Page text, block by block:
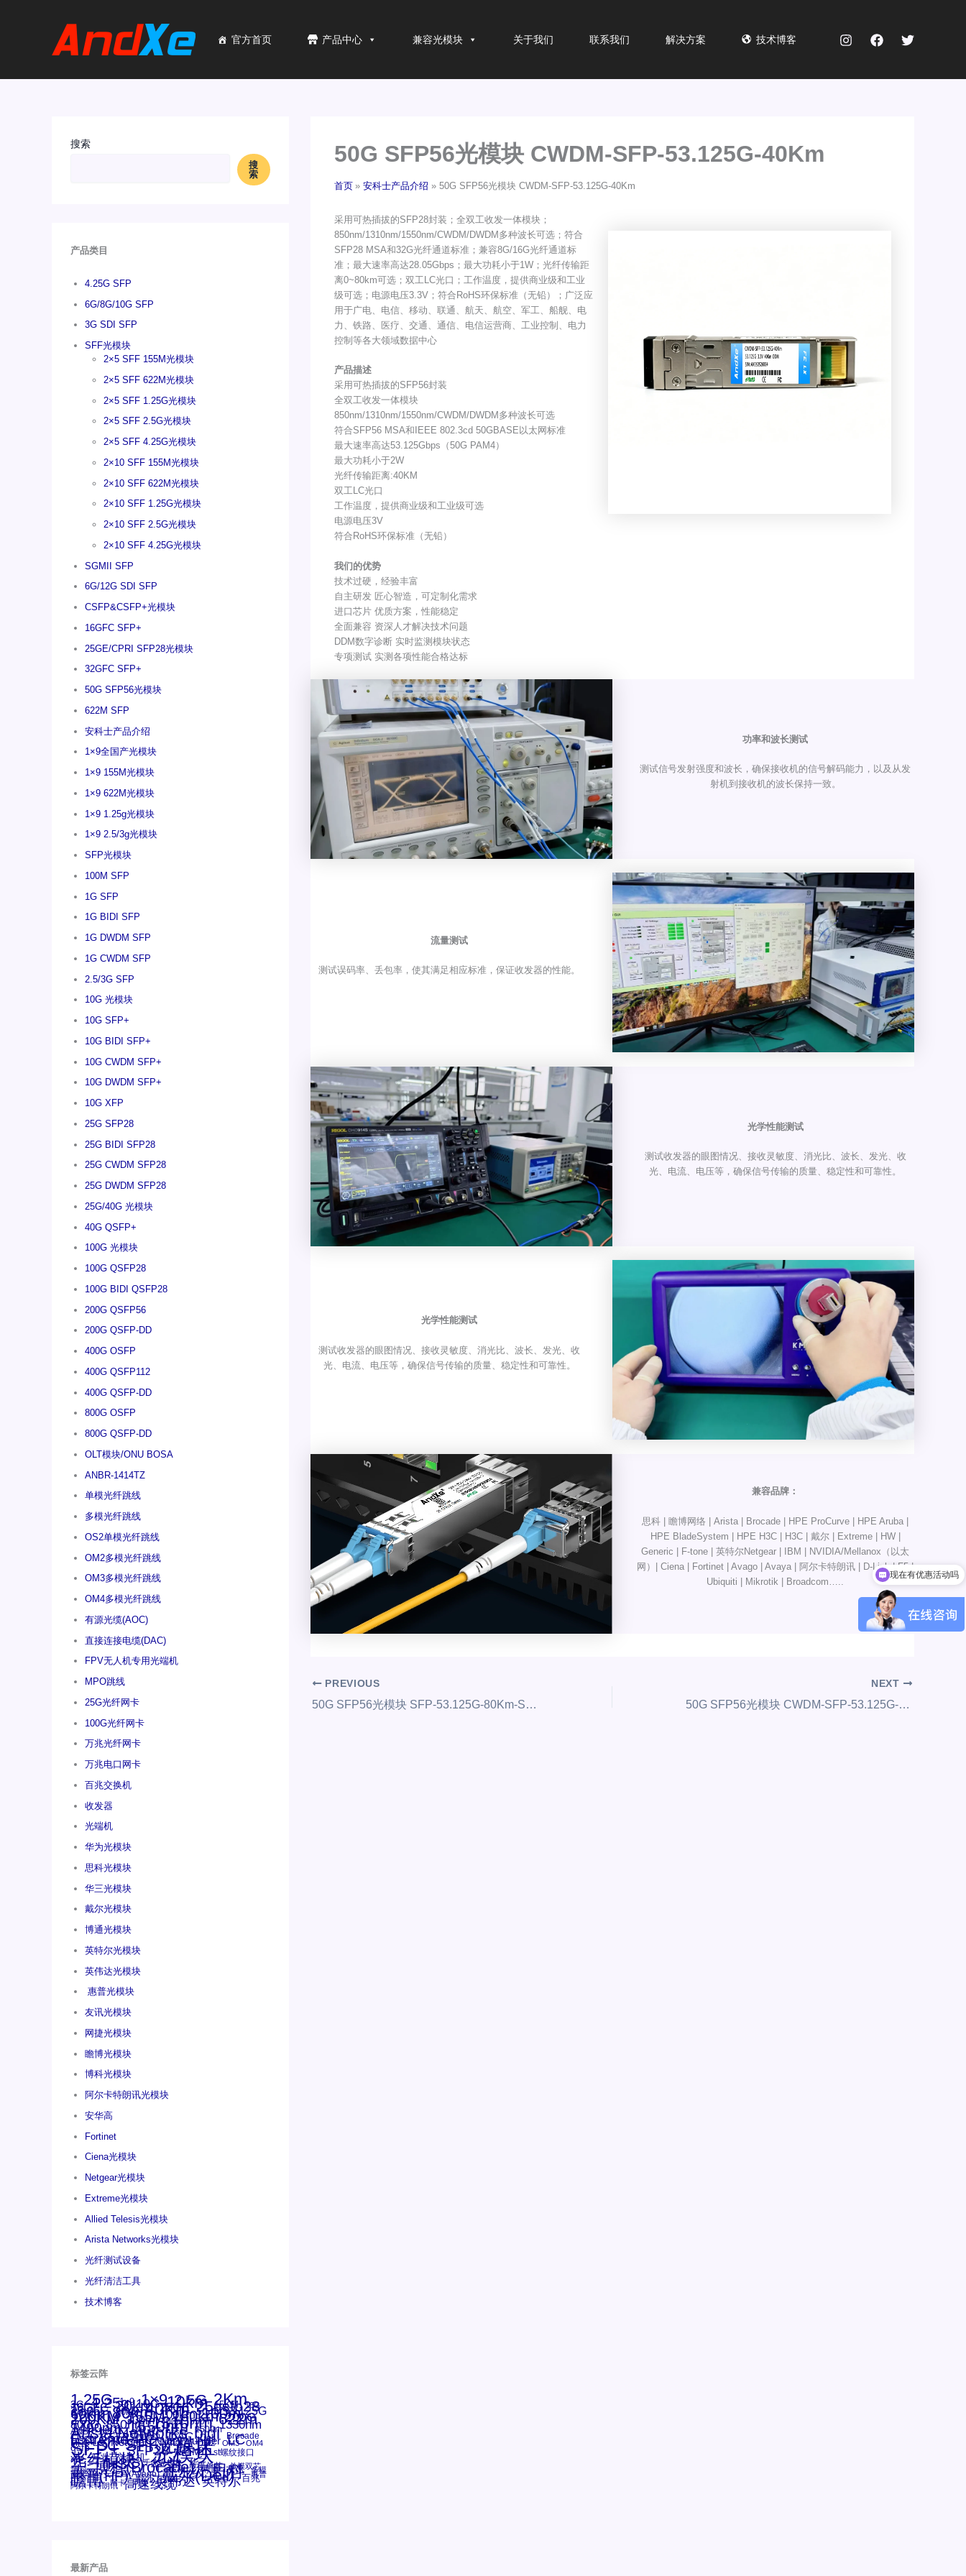
官方首页 产品中心 兼容光模块 关于我们 联系我们 解决方案 技术博客
搜索
搜
索
产品类目
4.25G SFP
6G/8G/10G SFP
3G SDI SFP
SFF光模块
2×5 SFF 155M光模块
2×5 SFF 622M光模块
2×5 SFF 1.25G光模块
2×5 SFF 2.5G光模块
2×5 SFF 4.25G光模块
2×10 SFF 155M光模块
2×10 SFF 622M光模块
2×10 SFF 1.25G光模块
2×10 SFF 2.5G光模块
2×10 SFF 4.25G光模块
SGMII SFP
6G/12G SDI SFP
CSFP&CSFP+光模块
16GFC SFP+
25GE/CPRI SFP28光模块
32GFC SFP+
50G SFP56光模块
622M SFP
安科士产品介绍
1×9全国产光模块
1×9 155M光模块
1×9 622M光模块
1×9 1.25g光模块
1×9 2.5/3g光模块
SFP光模块
100M SFP
1G SFP
1G BIDI SFP
1G DWDM SFP
1G CWDM SFP
2.5/3G SFP
10G 光模块
10G SFP+
10G BIDI SFP+
10G CWDM SFP+
10G DWDM SFP+
10G XFP
25G SFP28
25G BIDI SFP28
25G CWDM SFP28
25G DWDM SFP28
25G/40G 光模块
40G QSFP+
100G 光模块
100G QSFP28
100G BIDI QSFP28
200G QSFP56
200G QSFP-DD
400G OSFP
400G QSFP112
400G QSFP-DD
800G OSFP
800G QSFP-DD
OLT模块/ONU BOSA
ANBR-1414TZ
单模光纤跳线
多模光纤跳线
OS2单模光纤跳线
OM2多模光纤跳线
OM3多模光纤跳线
OM4多模光纤跳线
有源光缆(AOC)
直接连接电缆(DAC)
FPV无人机专用光端机
MPO跳线
25G光纤网卡
100G光纤网卡
万兆光纤网卡
万兆电口网卡
百兆交换机
收发器
光端机
华为光模块
思科光模块
华三光模块
戴尔光模块
博通光模块
英特尔光模块
英伟达光模块
惠普光模块
友讯光模块
网捷光模块
瞻博光模块
博科光模块
阿尔卡特朗讯光模块
安华高
Fortinet
Ciena光模块
Netgear光模块
Extreme光模块
Allied Telesis光模块
Arista Networks光模块
光纤测试设备
光纤清洁工具
技术博客
标签云阵
1.25G 1x9 1×9 2.5G 2Km
3G 4.25g 10G 10km 15KM 16G
16GFC 20km 25GE 25gsfp28
28.05G 30km 40Km 50m 53.125G
60km 80km 100km 100m
120KM 155M 160km 200G
200KM 300m 400m 550m 622m
800G 850nm 1310nm 1330nm
1490nm 1550nm 2500m
ANBR-1414TZ AOC Arista
Arista Networks bidi Brocade
Cisco CSFP光模块 DAC Dell
Extreme FC Intel Juniper LC
MPO-LC Netgear NVIDIA OM2 OM3 OM4
qsfp SC SFF光模块
SFP+ SFP28 SGMII st螺纹接口
xfp 万兆 交换机 光模块
光纤模块 千兆光模块 华三
华三(H3C) 华为 单模单芯 单模双芯
博科 博科(Brocade) 博通 友讯 多模
安华高 安华高(Avago) 工业级 思科 惠普
惠普(HP) 戴尔 戴尔(Dell) 百兆
瞻博 网卡 网捷 英伟达 英特尔
阿尔卡特朗讯 高速线缆
最新产品
50G SFP56光模块 CWDM-SFP-53.125G-40Km
首页 安科士产品介绍 50G SFP56光模块 CWDM-SFP-53.125G-40Km
采用可热插拔的SFP28封装；全双工收发一体模块；
850nm/1310nm/1550nm/CWDM/DWDM多种波长可选；符合
SFP28 MSA和32G光纤通道标准；兼容8G/16G光纤通道标
准；最大速率高达28.05Gbps；最大功耗小于1W；光纤传输距
离0~80km可选；双工LC光口；工作温度，提供商业级和工业
级可选；电源电压3.3V；符合RoHS环保标准（无铅）；广泛应
用于广电、电信、移动、联通、航天、航空、军工、船舰、电
力、铁路、医疗、交通、通信、电信运营商、工业控制、电力
控制等各大领域数据中心
产品描述
采用可热插拔的SFP56封装
全双工收发一体模块
850nm/1310nm/1550nm/CWDM/DWDM多种波长可选
符合SFP56 MSA和IEEE 802.3cd 50GBASE以太网标准
最大速率高达53.125Gbps（50G PAM4）
最大功耗小于2W
光纤传输距离:40KM
双工LC光口
工作温度，提供商业级和工业级可选
电源电压3V
符合RoHS环保标准（无铅）
我们的优势
技术过硬，经验丰富
自主研发 匠心智造，可定制化需求
进口芯片 优质方案，性能稳定
全面兼容 资深人才解决技术问题
DDM数字诊断 实时监测模块状态
专项测试 实测各项性能合格达标
功率和波长测试
测试信号发射强度和波长，确保接收机的信号解码能力，以及从发
射机到接收机的波长保持一致。
流量测试
测试误码率、丢包率，使其满足相应标准，保证收发器的性能。
光学性能测试
测试收发器的眼图情况、接收灵敏度、消光比、波长、发光、收
光、电流、电压等，确保信号传输的质量、稳定性和可靠性。
光学性能测试
测试收发器的眼图情况、接收灵敏度、消光比、波长、发光、收
光、电流、电压等，确保信号传输的质量、稳定性和可靠性。
兼容品牌：
思科 | 瞻博网络 | Arista | Brocade | HPE ProCurve | HPE Aruba |
HPE BladeSystem | HPE H3C | H3C | 戴尔 | Extreme | HW |
Generic | F-tone | 英特尔Netgear | IBM | NVIDIA/Mellanox（以太
网）| Ciena | Fortinet | Avago | Avaya | 阿尔卡特朗讯 | D-Link | F5 |
Ubiquiti | Mikrotik | Broadcom…..
PREVIOUS
50G SFP56光模块 SFP-53.125G-80Km-SM1550
NEXT
50G SFP56光模块 CWDM-SFP-53.125G-80Km
可以介绍下你们的产品么
现在有优惠活动吗